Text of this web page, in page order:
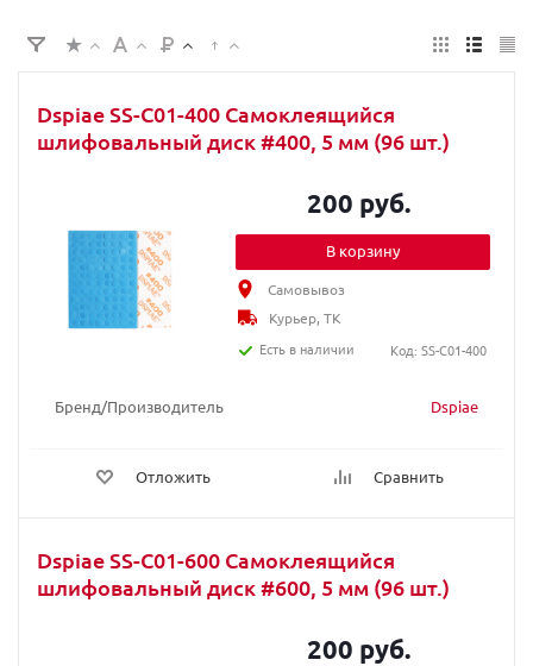
Dspiae SS-C01-400 Самоклеящийся
шлифовальный диск #400, 5 мм (96 шт.)
Бренд/Производитель Dspiae
Отложить Сравнить
200 руб.
В корзину
Самовывоз
Курьер, ТК
Есть в наличии
Код: SS-C01-400
Dspiae SS-C01-600 Самоклеящийся
шлифовальный диск #600, 5 мм (96 шт.)
200 руб.